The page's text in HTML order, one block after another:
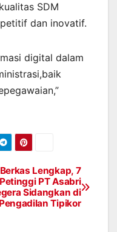
SDM
dan inovatif.
digital dalam
Berkas Lengkap, 7
Petinggi PT Asabri
Sidangkan di
Pengadilan Tipikor